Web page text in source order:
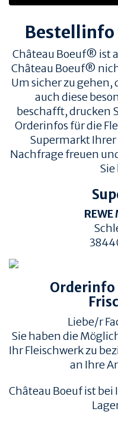
Château Boeuf® ist
Château Boeuf®
Um sicher zu gehen,
auch diese
beschafft, drucken
Orderinfos für die
Supermarkt Ihrer
Nachfrage freuen
Orderinfo
Liebe/r
Sie haben die
Ihr Fleischwerk zu
an Ihre
Château Boeuf ist bei
TIERWOHL &
HERKUNFT & HALTUNG
RINDERRASSEN
ZERTIFIZIERUNGEN
EMPFOHLENE SEITEN